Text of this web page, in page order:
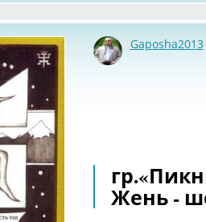
Gaposha2013
Жень -